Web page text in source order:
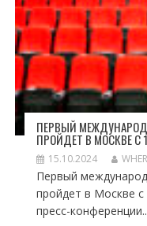
ПЕРВЫЙ
ПРОЙДЕТ В МОСКВЕ С
15.10.2024
Первый
пройдет в Москве
пресс-